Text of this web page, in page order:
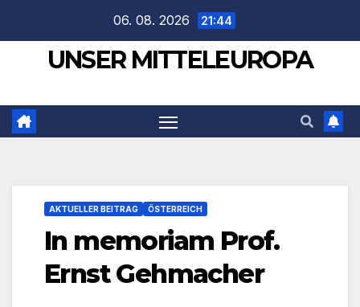
springen
06. 08. 2026 21:44
UNSER MITTELEUROPA
AKTUELLER BEITRAG ÖSTERREICH
In memoriam Prof.
Ernst Gehmacher